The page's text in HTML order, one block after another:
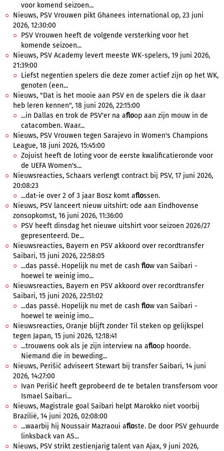
voor komend seizoen...
Nieuws, PSV Vrouwen pikt Ghanees international op, 23 juni
2026, 12:30:00
PSV Vrouwen heeft de volgende versterking voor het
komende seizoen...
Nieuws, PSV Academy levert meeste WK-spelers, 19 juni 2026,
21:39:00
Liefst negentien spelers die deze zomer actief zijn op het WK,
genoten (een...
Nieuws, "Dat is het mooie aan PSV en de spelers die ik daar
heb leren kennen", 18 juni 2026, 22:15:00
...in Dallas en trok de PSV'er na afloop aan zijn mouw in de
catacomben. Waar...
Nieuws, PSV Vrouwen tegen Sarajevo in Women's Champions
League, 18 juni 2026, 15:45:00
Zojuist heeft de loting voor de eerste kwalificatieronde voor
de UEFA Women's...
Nieuwsreacties, Schaars verlengt contract bij PSV, 17 juni 2026,
20:08:23
...dat-ie over 2 of 3 jaar Bosz komt aflossen.
Nieuws, PSV lanceert nieuw uitshirt: ode aan Eindhovense
zonsopkomst, 16 juni 2026, 11:36:00
PSV heeft dinsdag het nieuwe uitshirt voor seizoen 2026/27
gepresenteerd. De...
Nieuwsreacties, Bayern en PSV akkoord over recordtransfer
Saibari, 15 juni 2026, 22:58:05
...das passé. Hopelijk nu met de cash flow van Saibari -
hoewel te weinig imo...
Nieuwsreacties, Bayern en PSV akkoord over recordtransfer
Saibari, 15 juni 2026, 22:51:02
...das passé. Hopelijk nu met de cash flow van Saibari -
hoewel te weinig imo...
Nieuwsreacties, Oranje blijft zonder Til steken op gelijkspel
tegen Japan, 15 juni 2026, 12:18:41
...trouwens ook als je zijn interview na afloop hoorde.
Niemand die in beweding...
Nieuws, Perišić adviseert Stewart bij transfer Saibari, 14 juni
2026, 14:27:00
Ivan Perišić heeft geprobeerd de te betalen transfersom voor
Ismael Saibari...
Nieuws, Magistrale goal Saibari helpt Marokko niet voorbij
Brazilië, 14 juni 2026, 02:08:00
...waarbij hij Noussair Mazraoui afloste. De door PSV gehuurde
linksback van AS...
Nieuws, PSV strikt zestienjarig talent van Ajax, 9 juni 2026,